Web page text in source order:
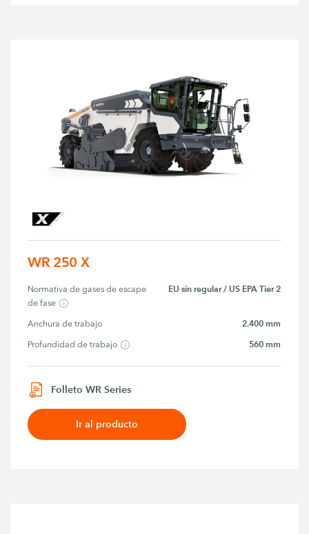
WR 250 X
Normativa de gases de escape
de fase
EU sin regular / US EPA Tier 2
Anchura de trabajo 2.400 mm
Profundidad de trabajo 560 mm
Folleto WR Series
Ir al producto